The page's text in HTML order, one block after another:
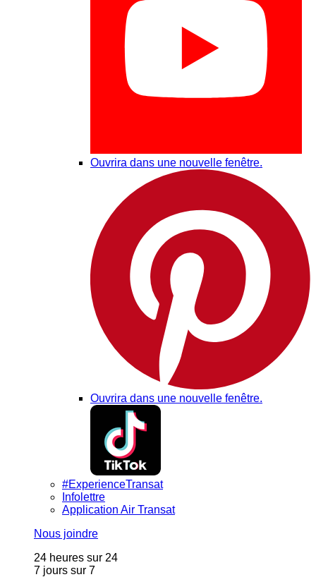
Ouvrira dans une nouvelle fenêtre.
Ouvrira dans une nouvelle fenêtre.
#ExperienceTransat
Infolettre
Application Air Transat
Nous joindre
24 heures sur 24
7 jours sur 7